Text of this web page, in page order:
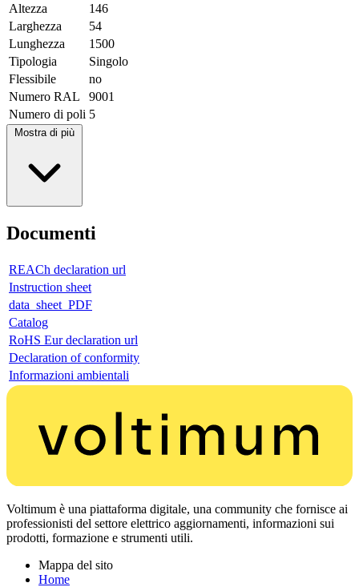
Altezza
146
Larghezza
54
Lunghezza
1500
Tipologia
Singolo
Flessibile
no
Numero RAL
9001
Numero di poli 5
Mostra di più
Documenti
REACh declaration url
Instruction sheet
data_sheet_PDF
Catalog
RoHS Eur declaration url
Declaration of conformity
Informazioni ambientali
Voltimum è una piattaforma digitale, una community che fornisce ai
professionisti del settore elettrico aggiornamenti, informazioni sui
prodotti, formazione e strumenti utili.
Mappa del sito
Home